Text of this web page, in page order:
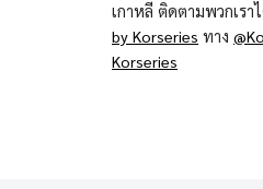
เกาหลี ติดตามพวกเรา
by Korseries ทาง
Korseries